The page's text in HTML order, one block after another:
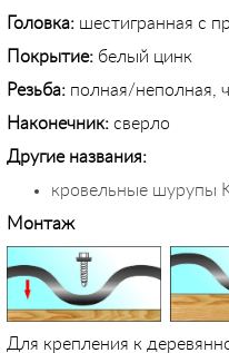
Головка: шестигранная с
Покрытие: белый цинк
Резьба: полная/неполная,
Наконечник: сверло
Другие названия:
кровельные шурупы
Монтаж
Для крепления к